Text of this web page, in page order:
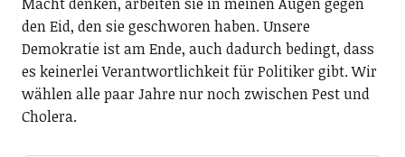
den Eid, den sie geschworen haben. Unsere
Demokratie ist am Ende, auch dadurch bedingt, dass
es keinerlei Verantwortlichkeit für Politiker gibt. Wir
wählen alle paar Jahre nur noch zwischen Pest und
Cholera.